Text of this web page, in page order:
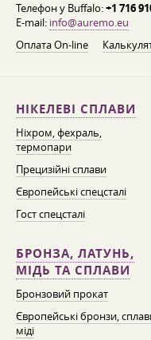
Телефон у Buffalo:+1 716
E-mail: info@auremo.eu
Оплата On-line
НІКЕЛЕВІ СПЛАВИ
Ніхром, фехраль,
термопари
Прецизійні сплави
Європейські спецсталі
Гост спецсталі
БРОНЗА, ЛАТУНЬ,
МІДЬ ТА СПЛАВИ
Бронзовий прокат
Європейські бронзи,
міді